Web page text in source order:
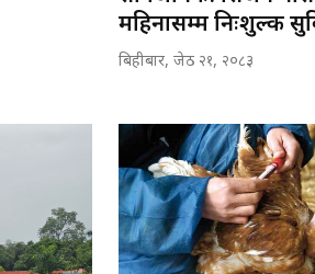
महिनासम्म निःशुल्क
बिहीबार, जेठ २१, २०८३